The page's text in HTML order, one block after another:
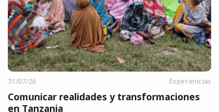
31/07/26 Experiencias
Comunicar realidades y transformaciones
en Tanzania